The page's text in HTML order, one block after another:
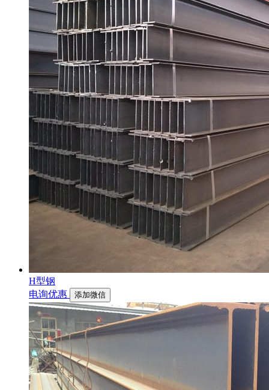
H型钢
电询优惠
添加微信